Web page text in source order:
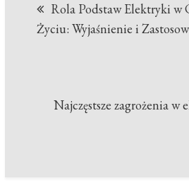
wpisu
Rola Podstaw Elektryki w
Życiu: Wyjaśnienie i
Najczęstsze zagrożenia w